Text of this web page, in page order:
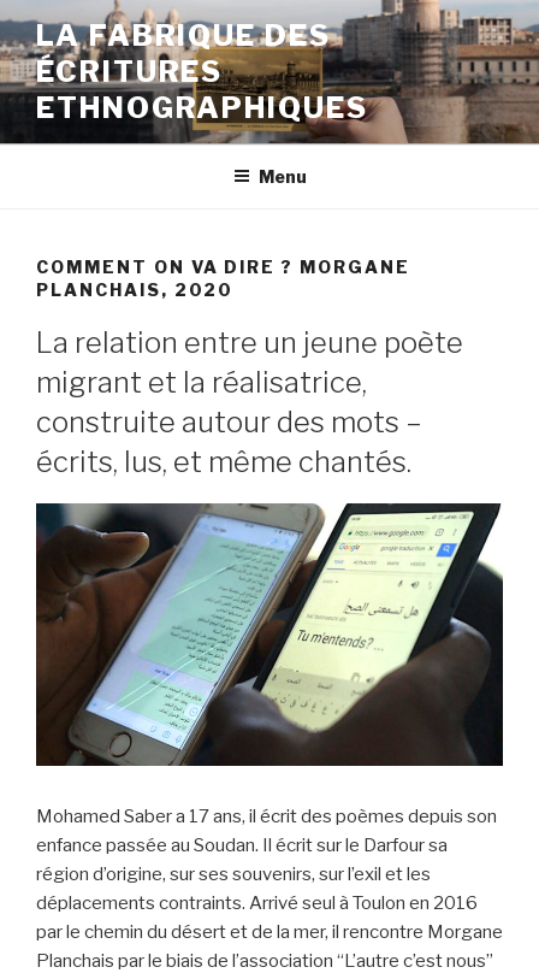
Aller
au
contenu
principal
LA FABRIQUE DES
ÉCRITURES
ETHNOGRAPHIQUES
Menu
COMMENT ON VA DIRE ? MORGANE
PLANCHAIS, 2020
La relation entre un jeune poète
migrant et la réalisatrice,
construite autour des mots –
écrits, lus, et même chantés.
Mohamed Saber a 17 ans, il écrit des poèmes depuis son
enfance passée au Soudan. Il écrit sur le Darfour sa
région d’origine, sur ses souvenirs, sur l’exil et les
déplacements contraints. Arrivé seul à Toulon en 2016
par le chemin du désert et de la mer, il rencontre Morgane
Planchais par le biais de l’association “L’autre c’est nous”